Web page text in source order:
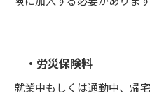
・労災保険料
就業中もしくは通勤中、帰